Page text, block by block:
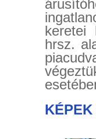
keretei
hrsz.
KÉPEK